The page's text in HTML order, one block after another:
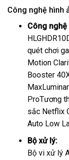
Công nghệ hình
Công nghệ
HLGHDR10
quét chơi
Motion
Booster 40
Max
ProTương
sắc Netflix
Auto Low
Bộ xử lý:
Bộ vi xử lý